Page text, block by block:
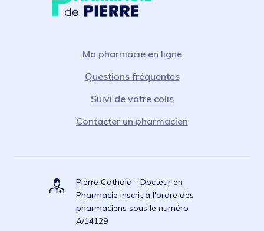
Ma pharmacie en ligne
Questions fréquentes
Suivi de votre colis
Contacter un pharmacien
Pierre Cathala - Docteur en
Pharmacie inscrit à l'ordre des
pharmaciens sous le numéro
A/14129